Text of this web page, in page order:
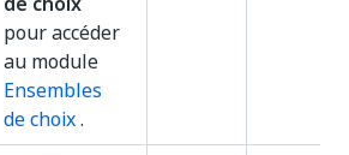
pour accéder
au module
Ensembles
de choix.